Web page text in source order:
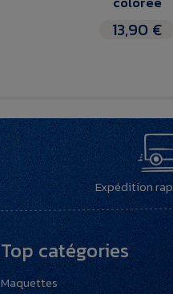
13,90 €
Expédition
Top catégories
Maquettes